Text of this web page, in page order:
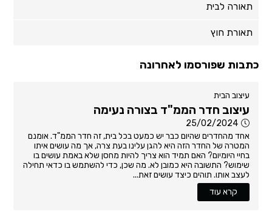
תאורה לבית
תאורת חוץ
כתבות שפורסמו לאחרונה
עיצוב הבית
עיצוב חדר הממ"ד בצורה נעימה
25/02/2024
אחד מהחדרים שהיום כבר יש כמעט בכל בית, זה חדר הממ"ד. אומנם
המטרה של החדר הזה היא להגן עלינו בעת צרה, אך מה עושים איתו
בחיי היומיום? האם תמיד הוא צריך להיות מחסן שלא באמת עושים בו
שימוש? התשובה היא כמובן לא. מה שכן, כדי להשתמש בו כדאי תחילה
לעצב אותו. תוהים כיצד עושים זאת...
קרא עוד